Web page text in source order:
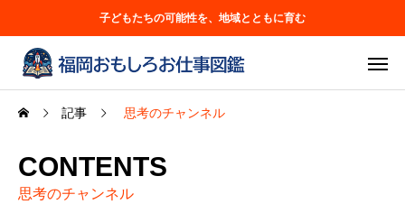
子どもたちの可能性を、地域とともに育む
記事 思考のチャンネル
CONTENTS
思考のチャンネル